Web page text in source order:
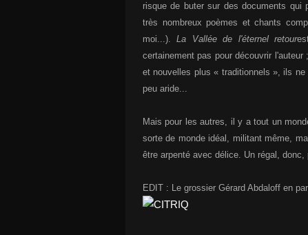
risque de buter sur des documents qui
très nombreux poèmes et chants
moi...).
La Vallée de l'éternel retour
certainement pas pour découvrir
et nouvelles plus « traditionnels », ils
peu aride...
Mais pour les autres, il y a tout un
sorte de monde idéal, militant même,
être arpenté avec délice. Un régal,
EDIT : Le grossier Gérard Abdaloff en